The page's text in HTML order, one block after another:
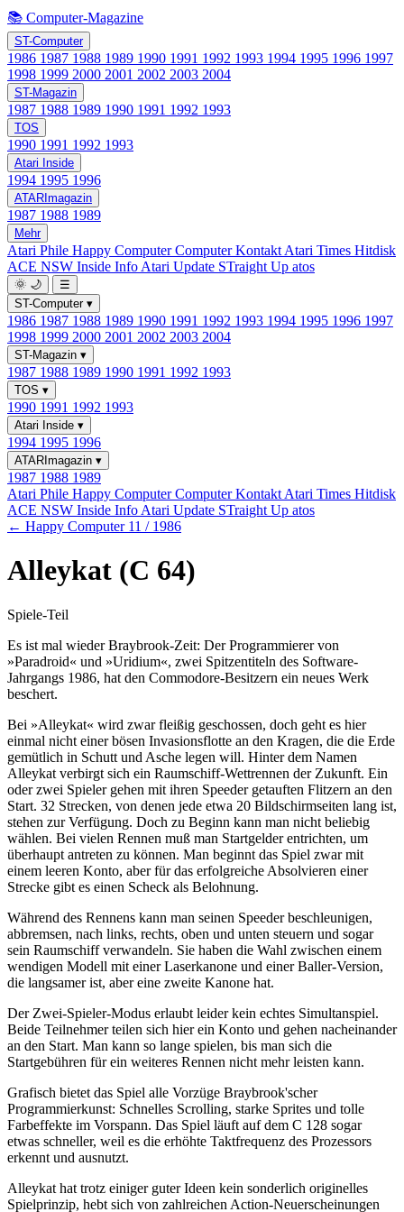
📚 Computer-Magazine
ST-Computer
1986 1987 1988 1989 1990 1991 1992 1993 1994 1995 1996 1997
1998 1999 2000 2001 2002 2003 2004
ST-Magazin
1987 1988 1989 1990 1991 1992 1993
TOS
1990 1991 1992 1993
Atari Inside
1994 1995 1996
ATARImagazin
1987 1988 1989
Mehr
Atari Phile Happy ComputerComputer Kontakt Atari Times Hitdisk
ACE NSW Inside Info Atari Update STraight Up atos
🌞 🌙
☰
ST-Computer ▾
1986 1987 1988 1989 1990 1991 1992 1993 1994 1995 1996 1997
1998 1999 2000 2001 2002 2003 2004
ST-Magazin ▾
1987 1988 1989 1990 1991 1992 1993
TOS ▾
1990 1991 1992 1993
Atari Inside ▾
1994 1995 1996
ATARImagazin ▾
1987 1988 1989
Atari Phile Happy ComputerComputer Kontakt Atari Times Hitdisk
ACE NSW Inside Info Atari Update STraight Up atos
← Happy Computer 11 / 1986
Alleykat (C 64)
Spiele-Teil
Es ist mal wieder Braybrook-Zeit: Der Programmierer von
»Paradroid« und »Uridium«, zwei Spitzentiteln des Software-
Jahrgangs 1986, hat den Commodore-Besitzern ein neues Werk
beschert.
Bei »Alleykat« wird zwar fleißig geschossen, doch geht es hier
einmal nicht einer bösen Invasionsflotte an den Kragen, die die Erde
gemütlich in Schutt und Asche legen will. Hinter dem Namen
Alleykat verbirgt sich ein Raumschiff-Wettrennen der Zukunft. Ein
oder zwei Spieler gehen mit ihren Speeder getauften Flitzern an den
Start. 32 Strecken, von denen jede etwa 20 Bildschirmseiten lang ist,
stehen zur Verfügung. Doch zu Beginn kann man nicht beliebig
wählen. Bei vielen Rennen muß man Startgelder entrichten, um
überhaupt antreten zu können. Man beginnt das Spiel zwar mit
einem leeren Konto, aber für das erfolgreiche Absolvieren einer
Strecke gibt es einen Scheck als Belohnung.
Während des Rennens kann man seinen Speeder beschleunigen,
abbremsen, nach links, rechts, oben und unten steuern und sogar
sein Raumschiff verwandeln. Sie haben die Wahl zwischen einem
wendigen Modell mit einer Laserkanone und einer Baller-Version,
die langsamer ist, aber eine zweite Kanone hat.
Der Zwei-Spieler-Modus erlaubt leider kein echtes Simultanspiel.
Beide Teilnehmer teilen sich hier ein Konto und gehen nacheinander
an den Start. Man kann so lange spielen, bis man sich die
Startgebühren für ein weiteres Rennen nicht mehr leisten kann.
Grafisch bietet das Spiel alle Vorzüge Braybrook'scher
Programmierkunst: Schnelles Scrolling, starke Sprites und tolle
Farbeffekte im Vorspann. Das Spiel läuft auf dem C 128 sogar
etwas schneller, weil es die erhöhte Taktfrequenz des Prozessors
erkennt und ausnutzt.
Alleykat hat trotz einiger guter Ideen kein sonderlich originelles
Spielprinzip, hebt sich von zahlreichen Action-Neuerscheinungen